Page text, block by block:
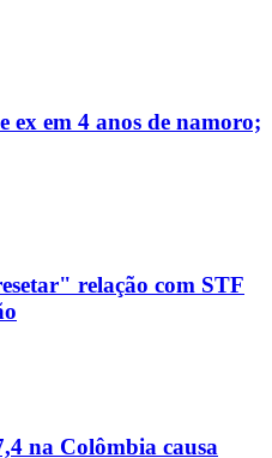
ex em 4 anos de namoro;
relação com STF
na Colômbia causa